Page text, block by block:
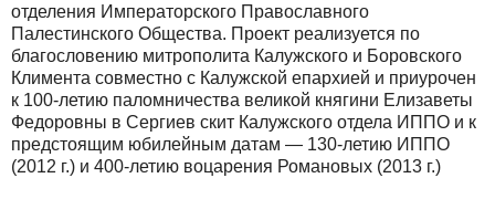
отделения Императорского Православного
Палестинского Общества. Проект реализуется по
благословению митрополита Калужского и Боровского
Климента совместно с Калужской епархией и приурочен
к 100-летию паломничества великой княгини Елизаветы
Федоровны в Сергиев скит Калужского отдела ИППО и к
предстоящим юбилейным датам — 130-летию ИППО
(2012 г.) и 400-летию воцарения Романовых (2013 г.)